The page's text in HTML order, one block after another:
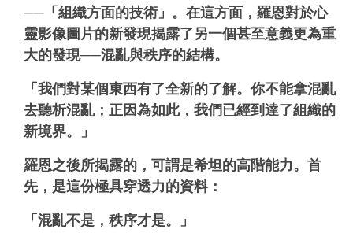
──「組織方面的技術」。在這方面，羅恩對於心
靈影像圖片的新發現揭露了另一個甚至意義更為重
大的發現──混亂與秩序的結構。
「我們對某個東西有了全新的了解。你不能拿混亂
去聽析混亂；正因為如此，我們已經到達了組織的
新境界。」
羅恩之後所揭露的，可謂是希坦的高階能力。首
先，是這份極具穿透力的資料：
「混亂不是，秩序才是。」